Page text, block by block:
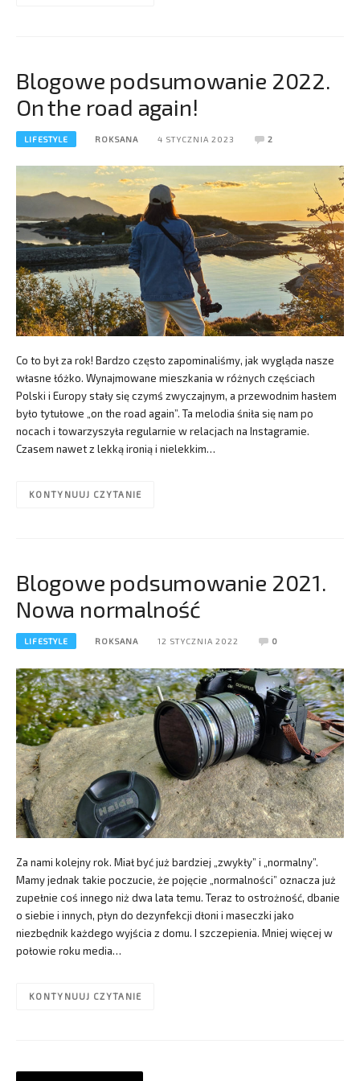
Blogowe podsumowanie 2022.
On the road again!
LIFESTYLE ROKSANA 4 STYCZNIA 2023 2
Co to był za rok! Bardzo często zapominaliśmy, jak wygląda nasze
własne łóżko. Wynajmowane mieszkania w różnych częściach
Polski i Europy stały się czymś zwyczajnym, a przewodnim hasłem
było tytułowe „on the road again”. Ta melodia śniła się nam po
nocach i towarzyszyła regularnie w relacjach na Instagramie.
Czasem nawet z lekką ironią i nielekkim…
KONTYNUUJ CZYTANIE
Blogowe podsumowanie 2021.
Nowa normalność
LIFESTYLE ROKSANA 12 STYCZNIA 2022 0
Za nami kolejny rok. Miał być już bardziej „zwykły” i „normalny”.
Mamy jednak takie poczucie, że pojęcie „normalności” oznacza już
zupełnie coś innego niż dwa lata temu. Teraz to ostrożność, dbanie
o siebie i innych, płyn do dezynfekcji dłoni i maseczki jako
niezbędnik każdego wyjścia z domu. I szczepienia. Mniej więcej w
połowie roku media…
KONTYNUUJ CZYTANIE